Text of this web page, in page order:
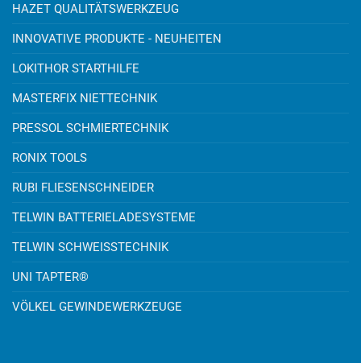
HAZET QUALITÄTSWERKZEUG
INNOVATIVE PRODUKTE - NEUHEITEN
LOKITHOR STARTHILFE
MASTERFIX NIETTECHNIK
PRESSOL SCHMIERTECHNIK
RONIX TOOLS
RUBI FLIESENSCHNEIDER
TELWIN BATTERIELADESYSTEME
TELWIN SCHWEISSTECHNIK
UNI TAPTER®
VÖLKEL GEWINDEWERKZEUGE